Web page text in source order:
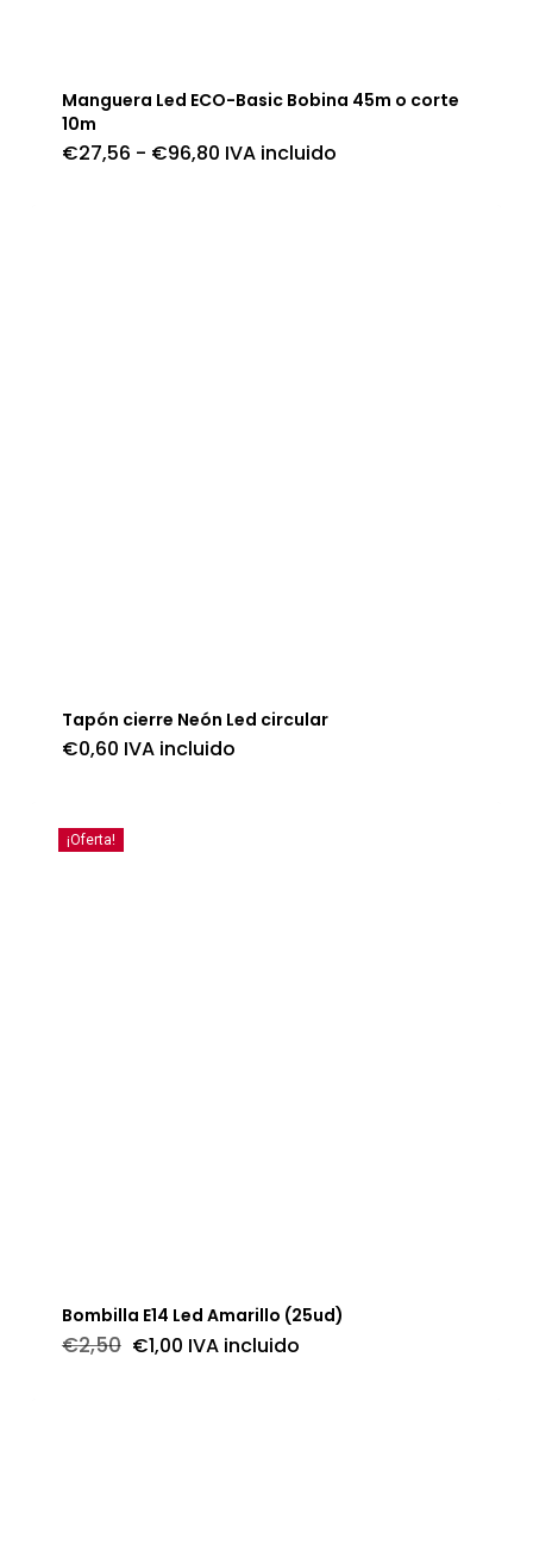
Manguera Led ECO-Basic Bobina 45m o corte
10m
€27,56 - €96,80Rango
IVA incluido
Tapón cierre Neón Led circular
€0,60 IVA incluido
¡Oferta!
Bombilla E14 Led Amarillo (25ud)
€2,50 El
precio
€1,00ElIVA incluido